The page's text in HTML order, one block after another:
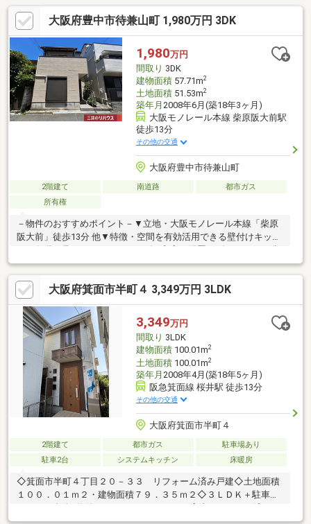
の2面にバルコニー有・収納力のある納戸・WIC有・堀込車庫2台
分有(車種による)▼設備・浴室1616サイズ・電動シャッター※【宅
地造成等工事規制区域】 各都道府県知事へ「許可」等の申請が
必要となる場合有■ ご希望の住まい探しをお手伝いします
━━━━━・・・物件の詳細・ご相談はお気軽にお問い合わせく
ださい。
大阪府豊中市待兼山町 1,980万円 3DK
1,980万円
間取り 3DK
建物面積57.71m2
土地面積51.53m2
築年月 2008年6月(築18年3ヶ月)
大阪モノレール本線 柴原阪大前駅
徒歩13分
その他の交通
大阪府豊中市待兼山町
2階建て 南道路
都市ガス
所有権
－物件のおすすめポイント－▼立地・大阪モノレール本線「柴原
阪大前」徒歩13分 他▼特徴・空間を有効活用できる壁付けキッチ
接の和室は、お子様の遊び場にも活用可能・水回り各所に換気窓
有・南向きバルコニー▼設備・床下収納・1・2階にトイレ有▼周
辺環境・阪急オアシス箕面店 徒歩9分(約660m)・市立豊中病院 徒
歩10分(約740m)※容積率は前面道路幅員(m)×4／10×100%に制限さ
れます■ ご希望の住まい探しをお手伝いします ━━━━━・・・
物件の詳細・ご相談はお気軽にお問い合わせください。
大阪府箕面市半町４ 3,349万円 3LDK
3,349万円
間取り 3LDK
建物面積100.01m2
土地面積100.01m2
築年月 2008年4月(築18年5ヶ月)
阪急箕面線 桜井駅 徒歩13分
その他の交通
大阪府箕面市半町４
2階建て 都市ガス
駐車場あり
駐車2台
システムキッチン 床暖房
◇箕面市半町４丁目２０－３３ リフォーム済み戸建◇土地面積
１００．０１ｍ２・建物面積７９．３５ｍ２◇３ＬＤＫ＋駐車ス
つき、そのまま気持ちよくお住まい頂けます。・人気のリビング